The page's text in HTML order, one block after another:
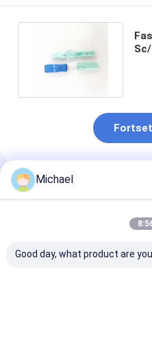
Empfohlene Produkte
Michael
Good day, what product are